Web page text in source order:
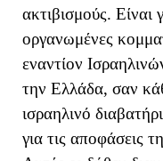
ακτιβισμούς.
οργανωμένες
εναντίον
την Ελλάδα, σαν
ισραηλινό
για τις αποφάσεις